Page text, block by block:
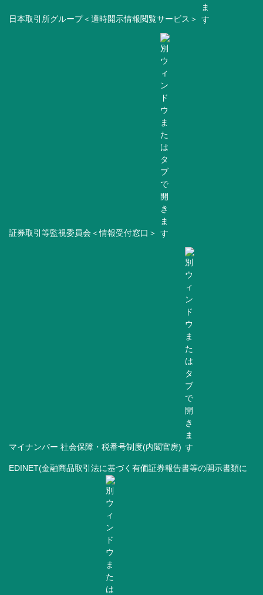
日本取引所グループ＜適時開示情報閲覧サービス＞
証券取引等監視委員会＜情報受付窓口＞
マイナンバー 社会保障・税番号制度(内閣官房)
EDINET(金融商品取引法に基づく有価証券報告書等の開示書類に